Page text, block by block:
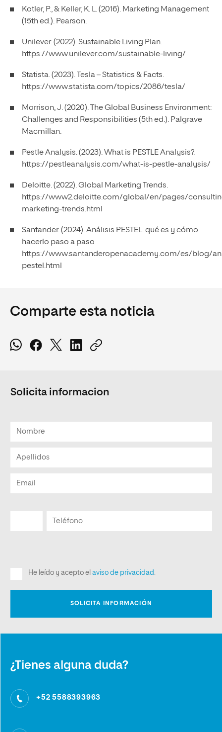
Kotler, P., & Keller, K. L. (2016). Marketing Management
(15th ed.). Pearson.
Unilever. (2022). Sustainable Living Plan.
https://www.unilever.com/sustainable-living/
Statista. (2023). Tesla – Statistics & Facts.
https://www.statista.com/topics/2086/tesla/
Morrison, J. (2020). The Global Business Environment:
Challenges and Responsibilities (5th ed.). Palgrave
Macmillan.
Pestle Analysis. (2023). What is PESTLE Analysis?.
https://pestleanalysis.com/what-is-pestle-analysis/
Deloitte. (2022). Global Marketing Trends.
https://www2.deloitte.com/global/en/pages/
marketing-trends.html
Santander. (2024). Análisis PESTEL: qué es y cómo
hacerlo paso a paso
https://www.santanderopenacademy.com/es/blog/
pestel.html
Comparte esta noticia
Solicita informacion
¿Tienes alguna duda?
+52 5588393963